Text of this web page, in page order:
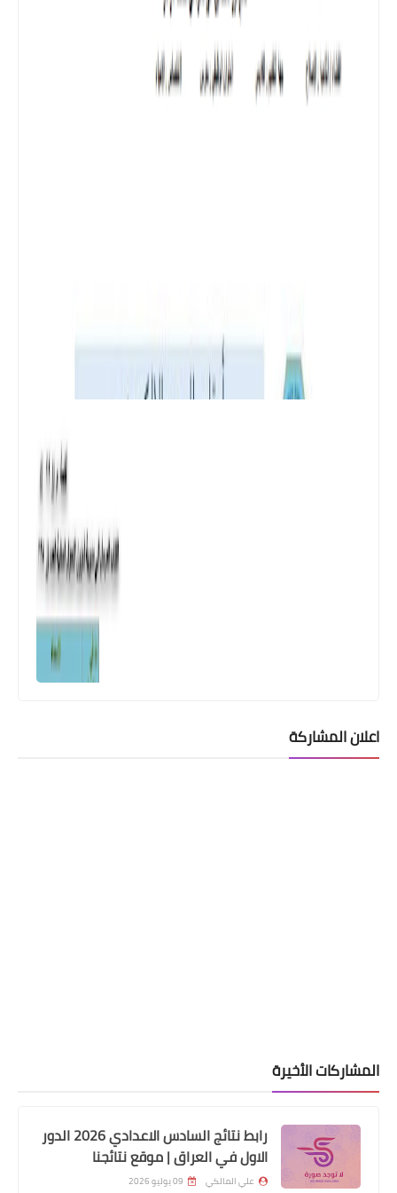
اخبار وقرارت التربية
نتائج الامتحانات التمهيدي السادس
اعلان المشاركة
المشاركات الأخيرة
رابط نتائج السادس الاعدادي 2026 الدور
الاول في العراق | موقع نتائجنا
علي المالكي 09 يوليو 2026